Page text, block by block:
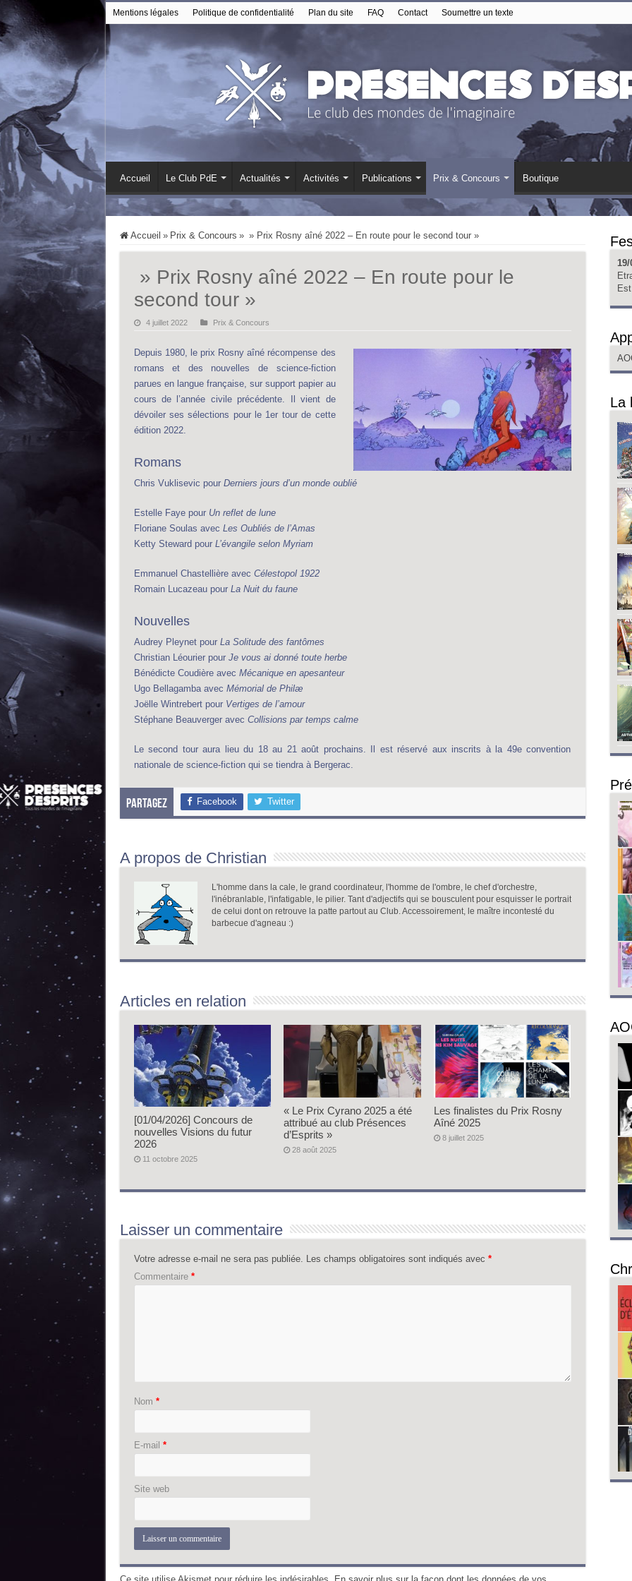
Mentions légales Politique de confidentialité Plan du site FAQ Contact Soumettre un texte
Accueil Le Club PdE Actualités Activités Publications Prix & Concours Boutique
Accueil » Prix & Concours » » Prix Rosny aîné 2022 – En route pour le second tour »
» Prix Rosny aîné 2022 – En route pour le
second tour »
4 juillet 2022 Prix & Concours
Depuis 1980, le prix Rosny aîné récompense des
romans et des nouvelles de science-fiction
parues en langue française, sur support papier au
cours de l’année civile précédente. Il vient de
dévoiler ses sélections pour le 1er tour de cette
édition 2022.
Romans
Chris Vuklisevic pour Derniers jours d’un monde oublié
Estelle Faye pour Un reflet de lune
Floriane Soulas avec Les Oubliés de l’Amas
Ketty Steward pour L’évangile selon Myriam
Emmanuel Chastellière avec Célestopol 1922
Romain Lucazeau pour La Nuit du faune
Nouvelles
Audrey Pleynet pour La Solitude des fantômes
Christian Léourier pour Je vous ai donné toute herbe
Bénédicte Coudière avec Mécanique en apesanteur
Ugo Bellagamba avec Mémorial de Philæ
Joëlle Wintrebert pour Vertiges de l’amour
Stéphane Beauverger avec Collisions par temps calme
Le second tour aura lieu du 18 au 21 août prochains. Il est réservé aux inscrits à la 49e convention
nationale de science-fiction qui se tiendra à Bergerac.
Partagez Facebook Twitter
A propos de Christian
L'homme dans la cale, le grand coordinateur, l'homme de l'ombre, le chef d'orchestre,
l'inébranlable, l'infatigable, le pilier. Tant d'adjectifs qui se bousculent pour esquisser le portrait
de celui dont on retrouve la patte partout au Club. Accessoirement, le maître incontesté du
barbecue d'agneau :)
Articles en relation
[01/04/2026] Concours de
nouvelles Visions du futur
2026
11 octobre 2025
« Le Prix Cyrano 2025 a été
attribué au club Présences
d’Esprits »
28 août 2025
Les finalistes du Prix Rosny
Aîné 2025
8 juillet 2025
Laisser un commentaire
Votre adresse e-mail ne sera pas publiée. Les champs obligatoires sont indiqués avec *
Commentaire *
Nom *
E-mail *
Site web
19/
Est
La